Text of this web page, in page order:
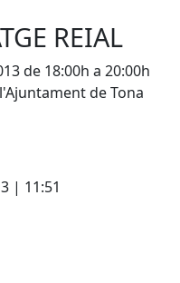
REIAL
de 18:00h a 20:00h
de Tona
| 11:51